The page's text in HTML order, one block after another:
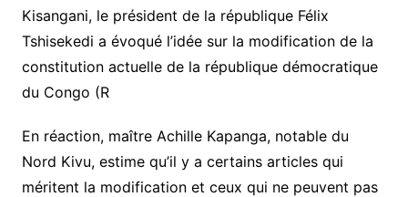
Kisangani, le président de la république Félix
Tshisekedi a évoqué l’idée sur la modification de la
constitution actuelle de la république démocratique
du Congo (R
En réaction, maître Achille Kapanga, notable du
Nord Kivu, estime qu’il y a certains articles qui
méritent la modification et ceux qui ne peuvent pas